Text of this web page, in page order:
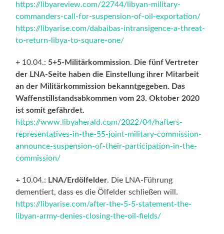
https://libyareview.com/22744/libyan-military-
commanders-call-for-suspension-of-oil-exportation/
https://libyarise.com/dabaibas-intransigence-a-threat-
to-return-libya-to-square-one/
+ 10.04.: 5+5-Militärkommission. Die fünf Vertreter
der LNA-Seite haben die Einstellung ihrer Mitarbeit
an der Militärkommission bekanntgegeben. Das
Waffenstillstandsabkommen vom 23. Oktober 2020
ist somit gefährdet.
https://www.libyaherald.com/2022/04/hafters-
representatives-in-the-55-joint-military-commission-
announce-suspension-of-their-participation-in-the-
commission/
+ 10.04.: LNA/Erdölfelder. Die LNA-Führung
dementiert, dass es die Ölfelder schließen will.
https://libyarise.com/after-the-5-5-statement-the-
libyan-army-denies-closing-the-oil-fields/